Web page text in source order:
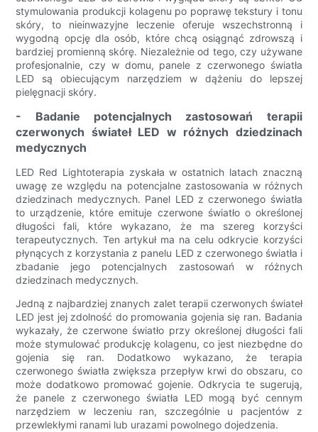
stymulowania produkcji kolagenu po poprawę tekstury i tonu
skóry, to nieinwazyjne leczenie oferuje wszechstronną i
wygodną opcję dla osób, które chcą osiągnąć zdrowszą i
bardziej promienną skórę. Niezależnie od tego, czy używane
profesjonalnie, czy w domu, panele z czerwonego światła
LED są obiecującym narzędziem w dążeniu do lepszej
pielęgnacji skóry.
- Badanie potencjalnych zastosowań terapii
czerwonych świateł LED w różnych dziedzinach
medycznych
LED Red Lightoterapia zyskała w ostatnich latach znaczną
uwagę ze względu na potencjalne zastosowania w różnych
dziedzinach medycznych. Panel LED z czerwonego światła
to urządzenie, które emituje czerwone światło o określonej
długości fali, które wykazano, że ma szereg korzyści
terapeutycznych. Ten artykuł ma na celu odkrycie korzyści
płynących z korzystania z panelu LED z czerwonego światła i
zbadanie jego potencjalnych zastosowań w różnych
dziedzinach medycznych.
Jedną z najbardziej znanych zalet terapii czerwonych świateł
LED jest jej zdolność do promowania gojenia się ran. Badania
wykazały, że czerwone światło przy określonej długości fali
może stymulować produkcję kolagenu, co jest niezbędne do
gojenia się ran. Dodatkowo wykazano, że terapia
czerwonego światła zwiększa przepływ krwi do obszaru, co
może dodatkowo promować gojenie. Odkrycia te sugerują,
że panele z czerwonego światła LED mogą być cennym
narzędziem w leczeniu ran, szczególnie u pacjentów z
przewlekłymi ranami lub urazami powolnego dojedzenia.